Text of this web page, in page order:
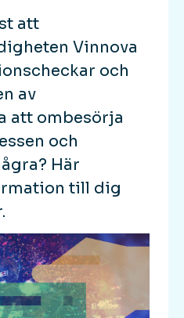
att
Vinnova
och
av
att ombesörja
och
Här
till dig